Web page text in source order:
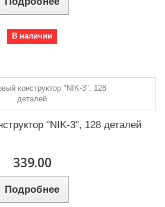
В наличии
"NIK-3", 128 деталей
339.00
Подробнее